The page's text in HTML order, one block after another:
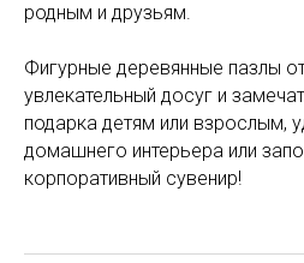
родным и друзьям.
Фигурные деревянные пазлы
увлекательный досуг и
подарка детям или взрослым,
домашнего интерьера или
корпоративный сувенир!